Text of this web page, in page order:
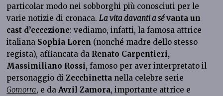
particolar modo nei sobborghi più conosciuti per le
varie notizie di cronaca.La vita davanti a sévanta un
cast d’eccezione: vediamo, infatti, la famosa attrice
italiana Sophia Loren (nonché madre dello stesso
regista), affiancata da Renato Carpentieri,
Massimiliano Rossi,famoso per aver interpretato il
personaggio diZecchinetta nella celebre serie
Gomorra, e daAvril Zamora, importante attrice e